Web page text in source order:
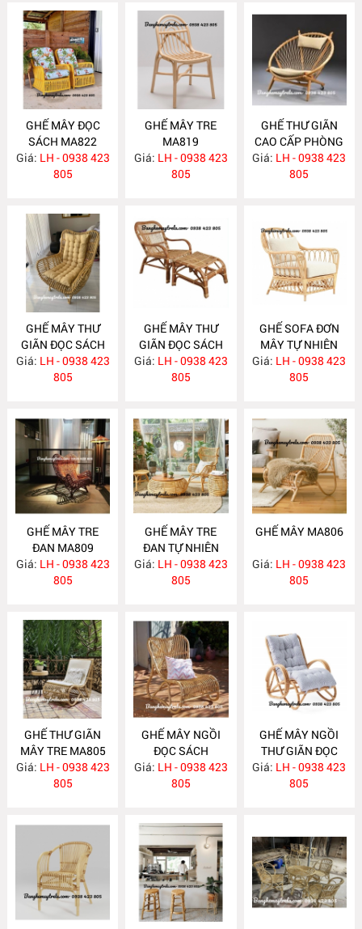
GHẾ MÂY ĐỌC
SÁCH MA822
Giá: LH - 0938 423
805
GHẾ MÂY TRE
MA819
Giá: LH - 0938 423
805
GHẾ THƯ GIÃN
CAO CẤP PHÒNG
KHÁCH MA818
Giá: LH - 0938 423
805
GHẾ MÂY THƯ
GIÃN ĐỌC SÁCH
BẰNG MÂY
MA816
Giá: LH - 0938 423
805
GHẾ MÂY THƯ
GIÃN ĐỌC SÁCH
KÈM GÁC CHÂN
MA815
Giá: LH - 0938 423
805
GHẾ SOFA ĐƠN
MÂY TỰ NHIÊN
MA810
Giá: LH - 0938 423
805
GHẾ MÂY TRE
ĐAN MA809
Giá: LH - 0938 423
805
GHẾ MÂY TRE
ĐAN TỰ NHIÊN
MA808
Giá: LH - 0938 423
805
GHẾ MÂY MA806
Giá: LH - 0938 423
805
GHẾ THƯ GIÃN
MÂY TRE MA805
Giá: LH - 0938 423
805
GHẾ MÂY NGỒI
ĐỌC SÁCH
PHÒNG NGỦ
MA804
Giá: LH - 0938 423
805
GHẾ MÂY NGỒI
THƯ GIÃN ĐỌC
SÁCH MA803
Giá: LH - 0938 423
805